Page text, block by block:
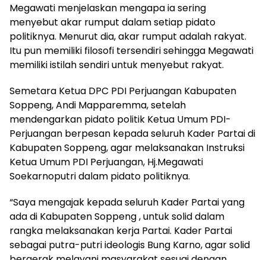
Megawati menjelaskan mengapa ia sering
menyebut akar rumput dalam setiap pidato
politiknya. Menurut dia, akar rumput adalah rakyat.
Itu pun memiliki filosofi tersendiri sehingga Megawati
memiliki istilah sendiri untuk menyebut rakyat.
Semetara Ketua DPC PDI Perjuangan Kabupaten
Soppeng, Andi Mapparemma, setelah
mendengarkan pidato politik Ketua Umum PDI-
Perjuangan berpesan kepada seluruh Kader Partai di
Kabupaten Soppeng, agar melaksanakan Instruksi
Ketua Umum PDI Perjuangan, Hj.Megawati
Soekarnoputri dalam pidato politiknya.
“Saya mengajak kepada seluruh Kader Partai yang
ada di Kabupaten Soppeng , untuk solid dalam
rangka melaksanakan kerja Partai. Kader Partai
sebagai putra-putri ideologis Bung Karno, agar solid